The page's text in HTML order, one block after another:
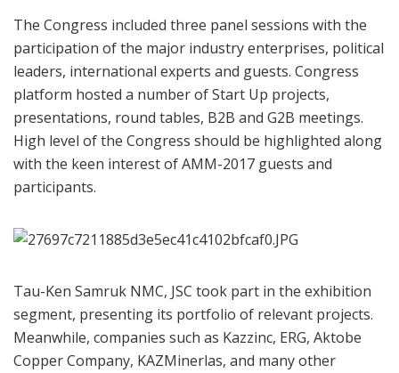
The Congress included three panel sessions with the
participation of the major industry enterprises, political
leaders, international experts and guests. Congress
platform hosted a number of Start Up projects,
presentations, round tables, B2B and G2B meetings.
High level of the Congress should be highlighted along
with the keen interest of AMM-2017 guests and
participants.
Tau-Ken Samruk NMC, JSC took part in the exhibition
segment, presenting its portfolio of relevant projects.
Meanwhile, companies such as Kazzinc, ERG, Aktobe
Copper Company, KAZMinerlas, and many other